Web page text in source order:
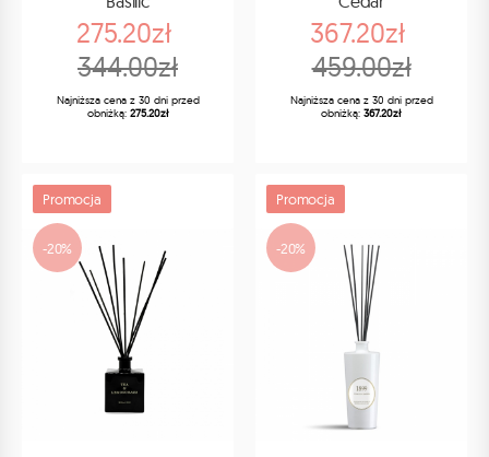
275.20zł
344.00zł
Najniższa cena z 30 dni przed
obniżką: 275.20zł
367.20zł
459.00zł
Najniższa cena z 30 dni przed
obniżką: 367.20zł
Promocja
-20%
Promocja
-20%